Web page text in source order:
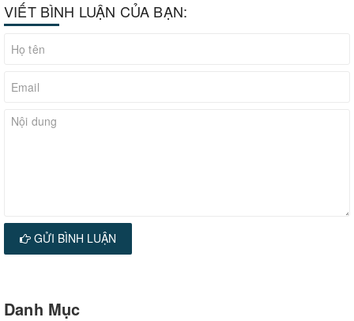
VIẾT BÌNH LUẬN CỦA BẠN:
GỬI BÌNH LUẬN
Danh Mục